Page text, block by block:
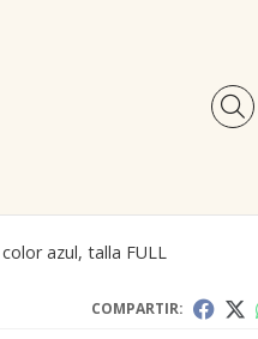
azul, talla FULL
COMPARTIR: